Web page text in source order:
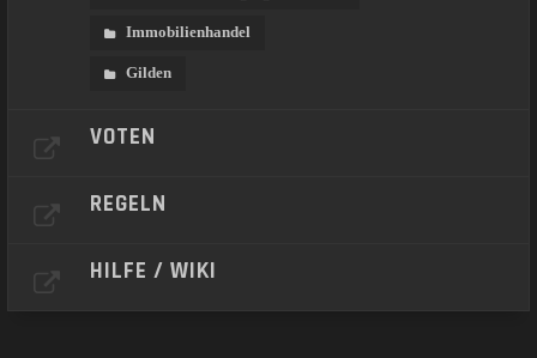
Immobilienhandel
Gilden
VOTEN
REGELN
HILFE / WIKI